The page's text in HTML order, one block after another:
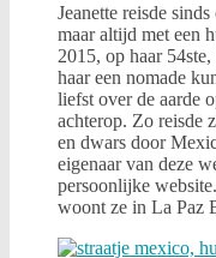
Jeanette reisde
maar altijd met een
2015, op haar
haar een nomade
liefst over de aarde
achterop. Zo reisde
en dwars door
eigenaar van deze
persoonlijke
woont ze in La Paz